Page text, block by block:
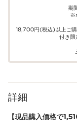
期
※
18,700円(税込)以上ご
付き限
詳細
【現品購入価格で